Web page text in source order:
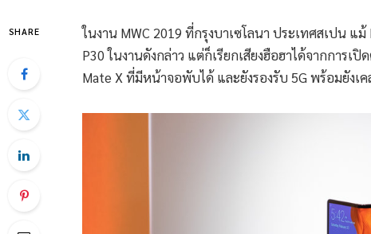
SHARE
ในงาน MWC 2019 ที่กรุงบาเซโลนา ประเทศสเปน แม้
P30 ในงานดังกล่าว แต่ก็เรียกเสียงฮือฮาได้จากการเ
Mate X ที่มีหน้าจอพับได้ และยังรองรับ 5G พร้อมยังเ